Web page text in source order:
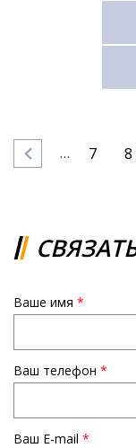
Страницы
… 7 8
Ваше имя *
Ваш телефон *
Ваш E-mail *